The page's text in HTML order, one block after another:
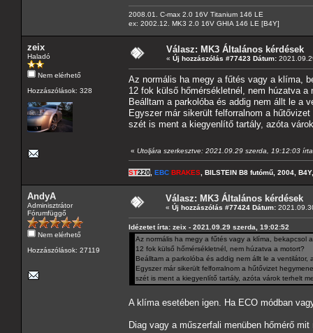
2008.01. C-max 2.0 16V Titanium 146 LE
ex: 2002.12. MK3 2.0 16V GHIA 146 LE [B4Y]
zeix
Haladó
Nem elérhető
Hozzászólások: 328
Válasz: MK3 Általános kérdések
« Új hozzászólás #77423 Dátum:
Az normális ha megy a fűtés vagy a klíma,
12 fok külső hőmérsékletnél, nem húzatva a
Beálltam a parkolóba és addig nem állt le a
Egyszer már sikerült felforralnom a
szét is ment a kiegyenlítő tartály, azóta
« Utoljára szerkesztve: 2021.09.29 szerda, 19:12:03
ST220 EBC BRAKES , BILSTEIN B8 futómű, 2004,
AndyA
Adminisztrátor
Fórumfüggő
Nem elérhető
Hozzászólások: 27119
Válasz: MK3 Általános kérdések
« Új hozzászólás #77424 Dátum:
Idézetet írta: zeix - 2021.09.29 szerda, 19:02:52
Az normális ha megy a fűtés vagy a klíma, bekapcsol
12 fok külső hőmérsékletnél, nem húzatva a motort?
Beálltam a parkolóba és addig nem állt le a ventilátor,
Egyszer már sikerült felforralnom a hűtővizet
szét is ment a kiegyenlítő tartály, azóta várok terhelt
A klíma esetében igen. Ha ECO módban
Diag vagy a műszerfali menüben hőmérő